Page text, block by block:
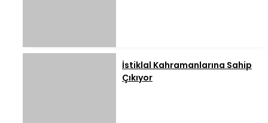
İstiklal Kahramanlarına Sahip
Çıkıyor